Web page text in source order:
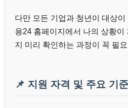
다만 모든 기업과 청년이 대상
용24 홈페이지에서 나의 상황이
지 미리 확인하는 과정이 꼭 필
📌 지원 자격 및 주요 기준